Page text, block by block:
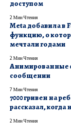
доступом
2 Мин Чтения
Meta добавила в
функцию, о
мечтали годами
2 Мин Чтения
Анимированные
сообщении
7 Мин Чтения
7000 гривен на
рассказал,
2 Мин Чтения